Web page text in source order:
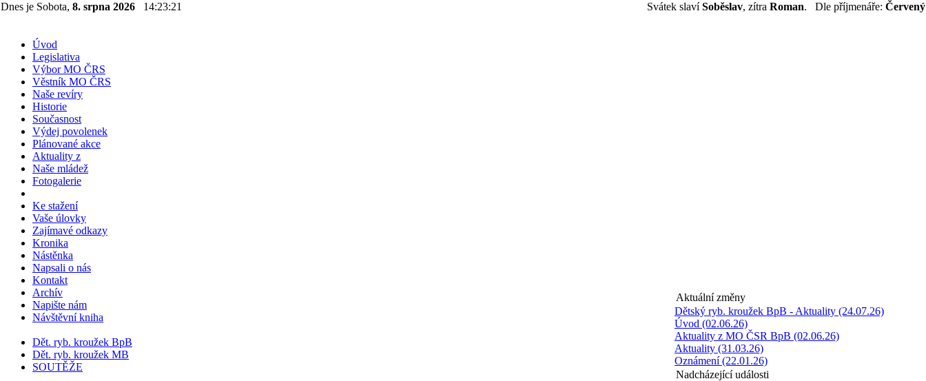
Dnes je Sobota, 8. srpna 2026 14:23:22 Svátek slavíSoběslav, zítra Roman. Dle příjmenáře: Červený
Úvod
Legislativa
Výbor MO ČRS
Věstník MO ČRS
Naše revíry
Historie
Současnost
Výdej povolenek
Plánované akce
Aktuality z
Naše mládež
Fotogalerie
Ke stažení
Vaše úlovky
Zajímavé odkazy
Kronika
Nástěnka
Napsali o nás
Kontakt
Archív
Napište nám
Návštěvní kniha
Dět. ryb. kroužek BpB
Dět. ryb. kroužek MB
SOUTĚŽE
Aktuální změny
Dětský ryb. kroužek BpB - Aktuality (24.07.26)
Úvod (02.06.26)
Aktuality z MO ČSR BpB (02.06.26)
Aktuality (31.03.26)
Oznámení (22.01.26)
Nadcházející události